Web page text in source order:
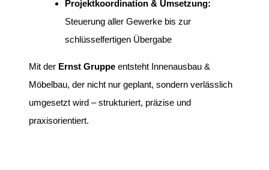
Projektkoordination & Umsetzung:
Steuerung aller Gewerke bis zur
schlüsselfertigen Übergabe
Mit der Ernst Gruppe entsteht Innenausbau &
Möbelbau, der nicht nur geplant, sondern verlässlich
umgesetzt wird – strukturiert, präzise und
praxisorientiert.